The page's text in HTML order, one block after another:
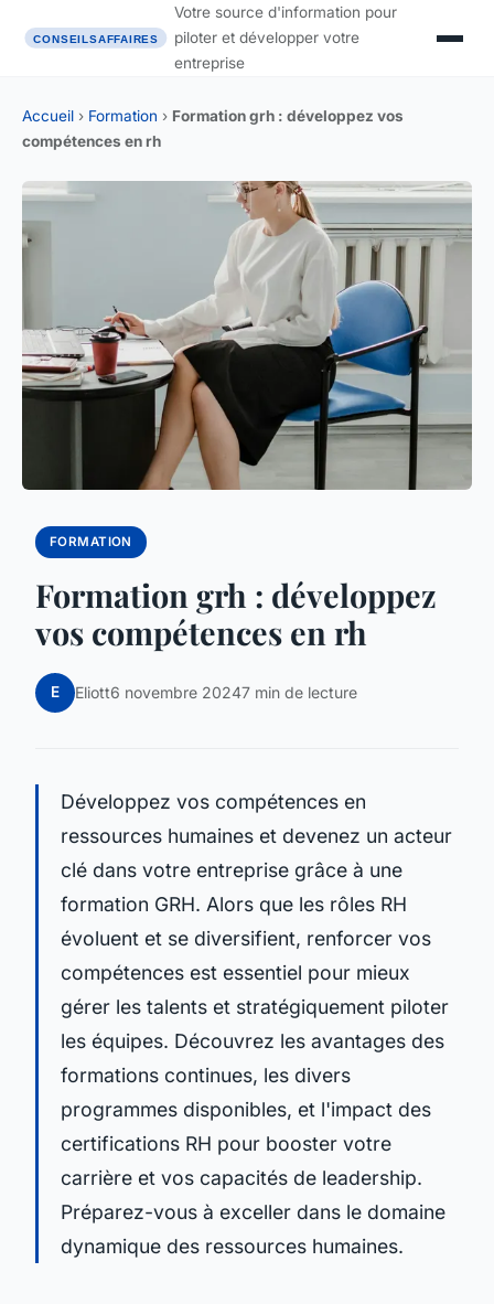
Votre source d'information pour
piloter et développer votre
entreprise
Accueil › Formation › Formation grh : développez vos
compétences en rh
FORMATION
Formation grh : développez
vos compétences en rh
E Eliott6 novembre 20247 min de lecture
Développez vos compétences en
ressources humaines et devenez un acteur
clé dans votre entreprise grâce à une
formation GRH. Alors que les rôles RH
évoluent et se diversifient, renforcer vos
compétences est essentiel pour mieux
gérer les talents et stratégiquement piloter
les équipes. Découvrez les avantages des
formations continues, les divers
programmes disponibles, et l'impact des
certifications RH pour booster votre
carrière et vos capacités de leadership.
Préparez-vous à exceller dans le domaine
dynamique des ressources humaines.